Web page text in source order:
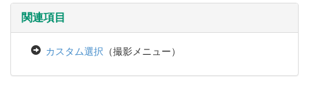
関連項目
カスタム選択 （撮影メニュー）